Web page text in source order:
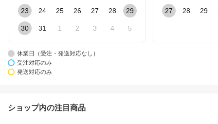
23 24 25 26 27 28 29
30 31 1 2 3 4 5
27 28 29
休業日（受注・発送対応なし）
受注対応のみ
発送対応のみ
ショップ内の注目商品